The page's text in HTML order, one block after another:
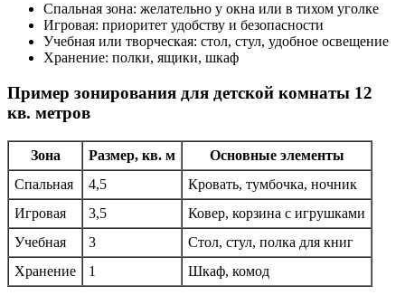
Спальная зона: желательно у окна или в тихом уголке
Игровая: приоритет удобству и безопасности
Учебная или творческая: стол, стул, удобное освещение
Хранение: полки, ящики, шкаф
Пример зонирования для детской комнаты 12
кв. метров
Зона Размер, кв. м
Основные элементы
Спальная
4,5
Кровать, тумбочка, ночник
Игровая
3,5
Ковер, корзина с игрушками
Учебная
3
Стол, стул, полка для книг
Хранение
1 Шкаф, комод